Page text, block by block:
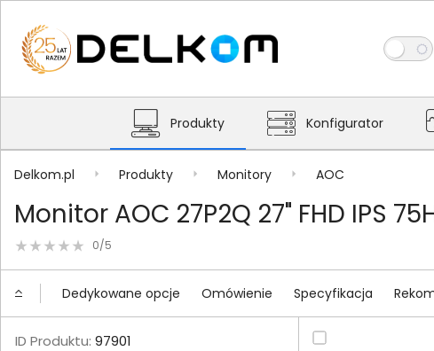
Produkty Konfigurator
Delkom.pl Produkty Monitory AOC
Monitor AOC 27P2Q 27" FHD IPS
0/5
Dedykowane opcje Omówienie Specyfikacja
ID Produktu: 97901